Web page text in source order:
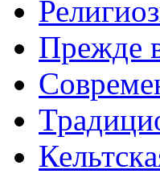
Прежде